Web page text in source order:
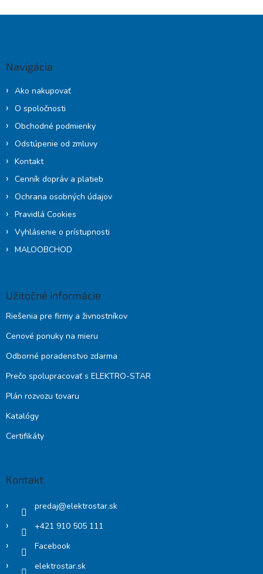
Navigácia
Ako nakupovať
O spoločnosti
Obchodné podmienky
Odstúpenie od zmluvy
Kontakt
Cenník dopráv a platieb
Ochrana osobných údajov
Pravidlá Cookies
Vyhlásenie o prístupnosti
MALOOBCHOD
Užitočné informácie
Riešenia pre firmy a živnostníkov
Cenové ponuky na mieru
Odborné poradenstvo zdarma
Prečo spolupracovať s ELEKTRO-STAR
Plán rozvozu tovaru
Katalógy
Certifikáty
Kontakt
predaj@elektrostar.sk
+421 910 505 111
Facebook
elektrostar.sk